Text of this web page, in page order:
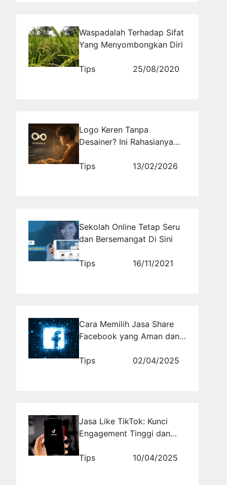
Waspadalah Terhadap Sifat
Yang Menyombongkan Diri
Tips 25/08/2020
Logo Keren Tanpa
Desainer? Ini Rahasianya
Tips
13/02/2026
Sekolah Online Tetap Seru
dan Bersemangat Di Sini
Tips 16/11/2021
Cara Memilih Jasa Share
Facebook yang Aman dan
Tips
02/04/2025
Jasa Like TikTok: Kunci
Engagement Tinggi dan
Tips
10/04/2025